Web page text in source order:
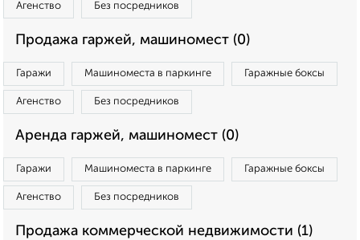
Агенство Без посредников
Продажа гаржей, машиномест (0)
Гаражи Машиноместа в паркинге Гаражные боксы
Агенство Без посредников
Аренда гаржей, машиномест (0)
Гаражи Машиноместа в паркинге Гаражные боксы
Агенство Без посредников
Продажа коммерческой недвижимости (1)